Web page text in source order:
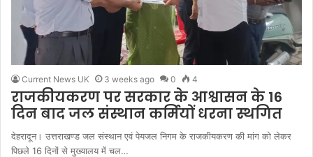
Current News UK 3 weeks ago 0 4
राजकीयकरण पर सरकार के आश्वासन के 16
दिन बाद जल संस्थान कर्मियों धरना स्थगित
देहरादून। उत्तराखण्ड जल संस्थान एवं पेयजल निगम के राजकीयकरण की मांग को लेकर
पिछले 16 दिनों से मुख्यालय में चल…